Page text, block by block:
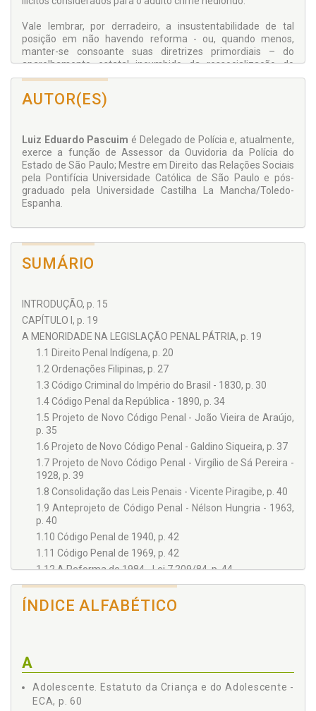
Vale lembrar, por derradeiro, a insustentabilidade de tal
posição em não havendo reforma - ou, quando menos,
manter-se consoante suas diretrizes primordiais – do
aparelhamento estatal incumbido da ressocialização do
jovem infrator.
AUTOR(ES)
Luiz Eduardo Pascuim é Delegado de Polícia e, atualmente,
exerce a função de Assessor da Ouvidoria da Polícia do
Estado de São Paulo; Mestre em Direito das Relações Sociais
pela Pontifícia Universidade Católica de São Paulo e pós-
graduado pela Universidade Castilha La Mancha/Toledo-
Espanha.
SUMÁRIO
INTRODUÇÃO, p. 15
CAPÍTULO I, p. 19
A MENORIDADE NA LEGISLAÇÃO PENAL PÁTRIA, p. 19
1.1 Direito Penal Indígena, p. 20
1.2 Ordenações Filipinas, p. 27
1.3 Código Criminal do Império do Brasil - 1830, p. 30
1.4 Código Penal da República - 1890, p. 34
1.5 Projeto de Novo Código Penal - João Vieira de Araújo,
p. 35
1.6 Projeto de Novo Código Penal - Galdino Siqueira, p. 37
1.7 Projeto de Novo Código Penal - Virgílio de Sá Pereira -
1928, p. 39
1.8 Consolidação das Leis Penais - Vicente Piragibe, p. 40
1.9 Anteprojeto de Código Penal - Nélson Hungria - 1963,
p. 40
1.10 Código Penal de 1940, p. 42
1.11 Código Penal de 1969, p. 42
1.12 A Reforma de 1984 - Lei 7.209/84, p. 44
CAPÍTULO II, p. 47
LEGISLAÇÃO MENORISTA, p. 47
CAPÍTULO III, p. 73
NÃO IMPUTABILIDADE OU NÃO RESPONSABILIDADE
ÍNDICE ALFABÉTICO
A
Adolescente. Estatuto da Criança e do Adolescente -
ECA, p. 60